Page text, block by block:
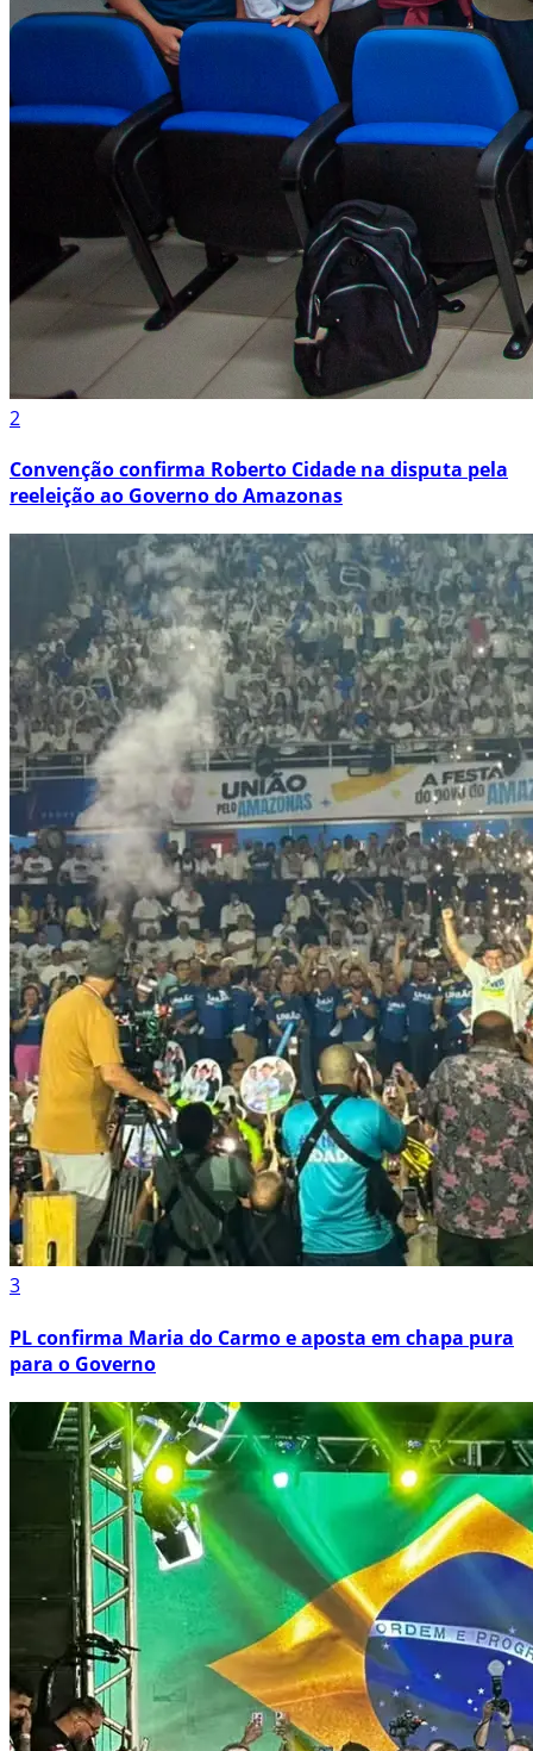
2
Convenção confirma Roberto Cidade na disputa pela
reeleição ao Governo do Amazonas
3
PL confirma Maria do Carmo e aposta em chapa pura
para o Governo